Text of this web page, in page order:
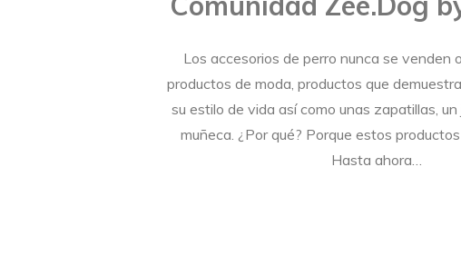
Los accesorios de perro nunca se venden
productos de moda, productos que
su estilo de vida así como unas zapatillas,
muñeca. ¿Por qué? Porque estos
Hasta ahora…